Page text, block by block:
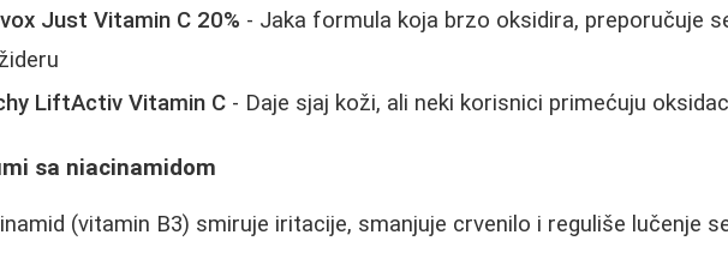
Just Vitamin C 20% - Jaka formula koja brzo oksidira, preporučuje
LiftActiv Vitamin C - Daje sjaj koži, ali neki korisnici primećuju
sa niacinamidom
(vitamin B3) smiruje iritacije, smanjuje crvenilo i reguliše lučenje